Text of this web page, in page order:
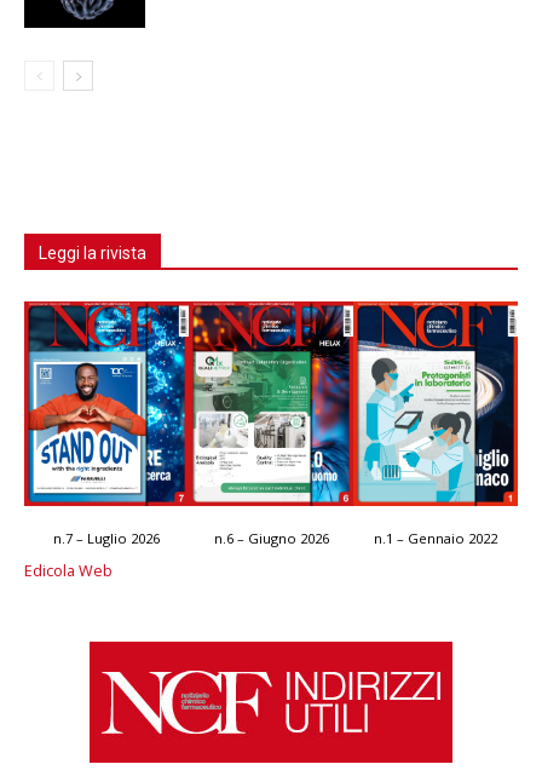
Leggi la rivista
n.7 – Luglio 2026 n.6 – Giugno 2026 n.1 – Gennaio 2022
Edicola Web